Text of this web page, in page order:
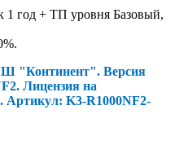
1 год + ТП уровня Базовый,
"Континент". Версия
. Лицензия на
Артикул: K3-R1000NF2-